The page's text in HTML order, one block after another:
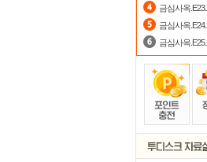
금심사옥
금심사옥
금심사옥